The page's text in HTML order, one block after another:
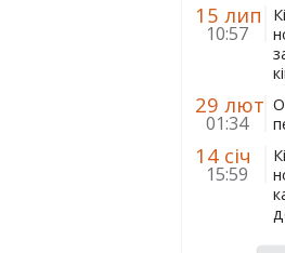
15 лип
10:57
29 лют
01:34
14 січ
15:59